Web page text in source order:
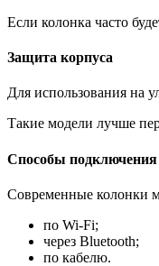
Если колонка часто
Защита корпуса
Для использования на
Такие модели лучше
Способы подключения
Современные колонки
по Wi-Fi;
через Bluetooth;
по кабелю.